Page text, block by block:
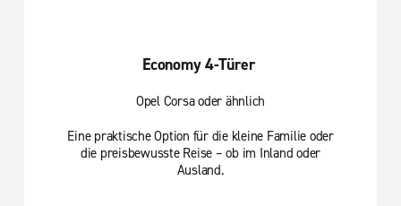
Economy 4-Türer
Opel Corsa oder ähnlich
Eine praktische Option für die kleine Familie oder
die preisbewusste Reise – ob im Inland oder
Ausland.